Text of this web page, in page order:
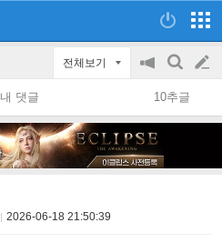
전체보기
공
지
on/off
검
색
글
쓰
내 댓글 10추글
2026-06-18 21:50:39